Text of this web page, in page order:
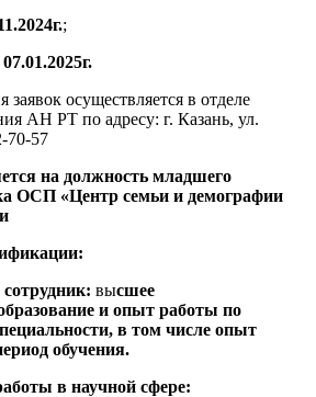
;
07.01.2025г.
осуществляется в отделе
АН РТ по адресу: г. Казань, ул.
70-57
на должность младшего
ОСП «Центр семьи и демографии
высшее
и опыт работы по
в том числе опыт
обучения.
в научной сфере: